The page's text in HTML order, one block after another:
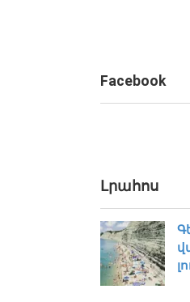
Facebook
Լրահոս